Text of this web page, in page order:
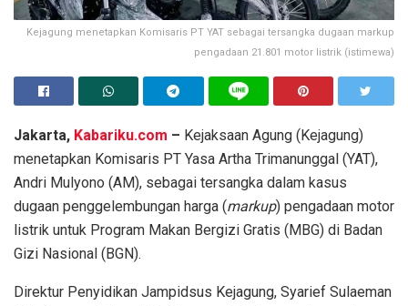
Kejagung menetapkan Komisaris PT YAT sebagai tersangka dugaan markup
pengadaan 21.801 motor listrik (istimewa)
Jakarta, Kabariku.com – Kejaksaan Agung (Kejagung)
menetapkan Komisaris PT Yasa Artha Trimanunggal (YAT),
Andri Mulyono (AM), sebagai tersangka dalam kasus
dugaan penggelembungan harga (markup) pengadaan motor
listrik untuk Program Makan Bergizi Gratis (MBG) di Badan
Gizi Nasional (BGN).
Direktur Penyidikan Jampidsus Kejagung, Syarief Sulaeman